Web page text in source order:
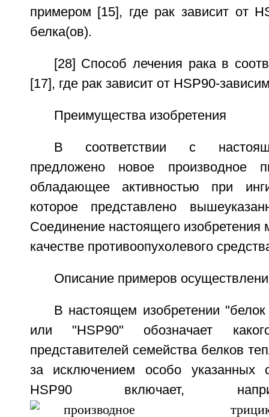
примером [15], где рак зависит от
белка(ов).
[28] Способ лечения рака в
[17], где рак зависит от HSP90-
Преимущества изобретения
В соответствии с
предложено новое производное
обладающее активностью при
которое представлено
Соединение настоящего изобретения
качестве противоопухолевого
Описание примеров
В настоящем изобретении
или "HSP90" обозначает
представителей семейства белков
за исключением особо указанных
HSP90 включает,